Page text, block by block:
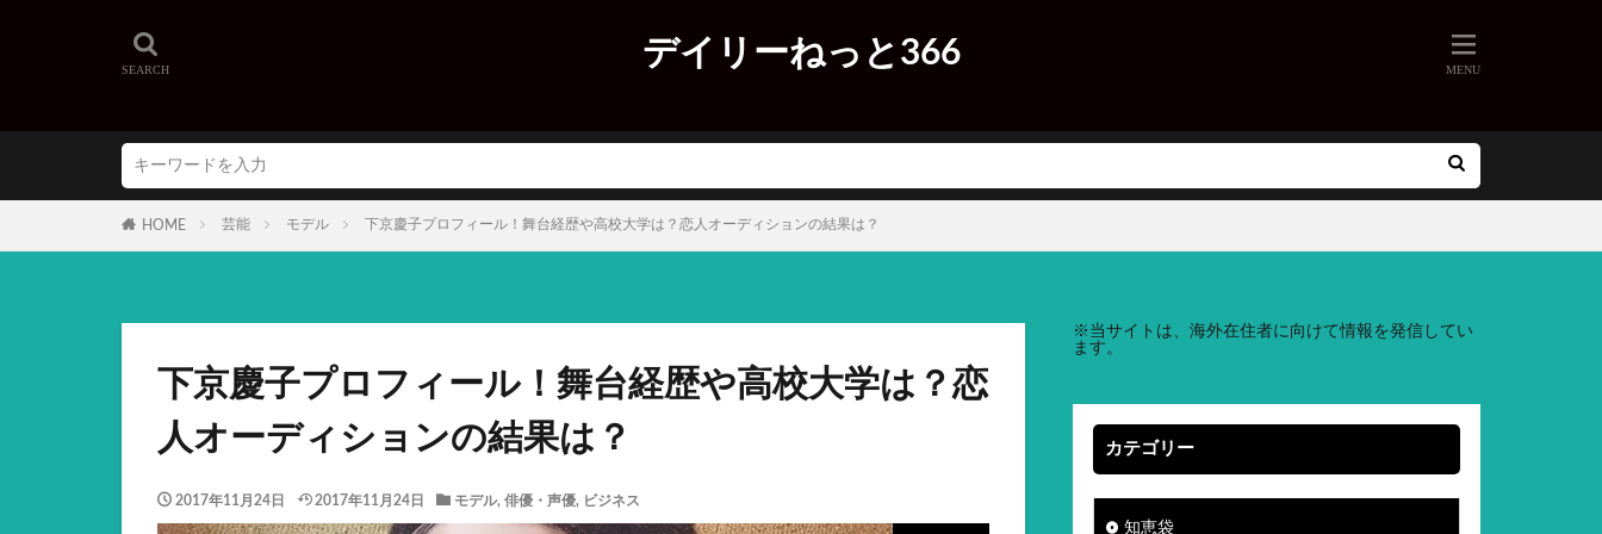
デイリーねっと366
HOME 芸能 モデル 下京慶子プロフィール！舞台経歴や高校大学は？恋人オーディションの結果は？
下京慶子プロフィール！舞台経歴や高校大学は？恋
人オーディションの結果は？
2017年11月24日 2017年11月24日 モデル, 俳優・声優, ビジネス
※ 当サイトは、海外在住者に向けて情報を発信してい
ます。
カテゴリー
知恵袋